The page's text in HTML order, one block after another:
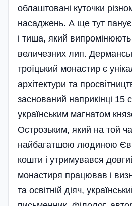
облаштовані куточки
насаджень. А ще тут панує
і тиша, який
величезних лип.
троїцький монастир є
архітектури та
заснований наприкінці 15
українським магнатом
Острозьким, який на той
найбагатшою людиною
кошти і утримувався
монастиря працював і
та освітній діяч,